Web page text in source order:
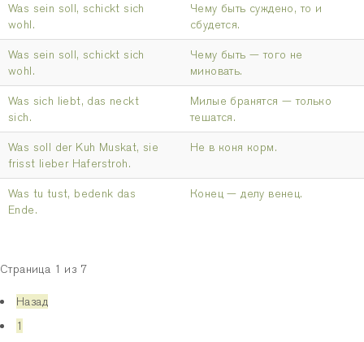
Was sein soll, schickt sich
wohl.
Чему быть суждено, то и
сбудется.
Was sein soll, schickt sich
wohl.
Чему быть — того не
миновать.
Was sich liebt, das neckt
sich.
Милые бранятся — только
тешатся.
Was soll der Kuh Muskat, sie
frisst lieber Haferstroh.
Не в коня корм.
Was tu tust, bedenk das
Ende.
Конец — делу венец.
Страница 1 из 7
Назад
1